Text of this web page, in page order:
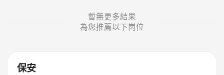
暫無更多結果
為您推薦以下崗位
保安